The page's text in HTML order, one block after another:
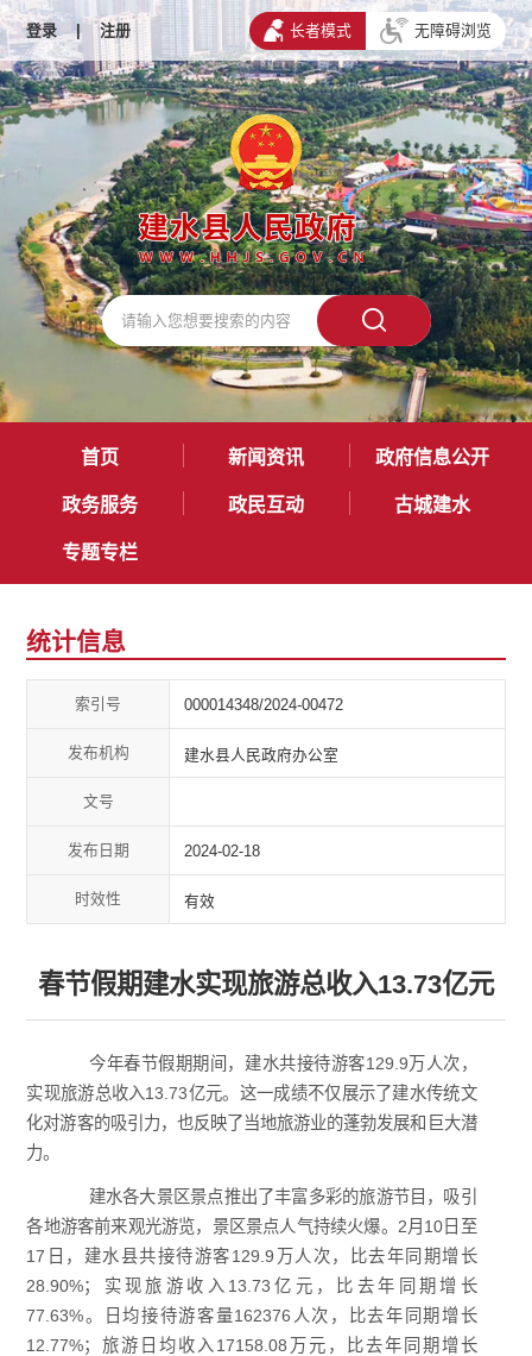
登录 | 注册 长者模式 无障碍浏览
首页 新闻资讯 政府信息公开
政务服务 政民互动 古城建水
专题专栏
统计信息
索引号 000014348/2024-00472
发布机构 建水县人民政府办公室
文号
发布日期 2024-02-18
时效性 有效
春节假期建水实现旅游总收入13.73亿元
今年春节假期期间，建水共接待游客129.9万人次，
实现旅游总收入13.73亿元。这一成绩不仅展示了建水传统文
化对游客的吸引力，也反映了当地旅游业的蓬勃发展和巨大潜
力。
建水各大景区景点推出了丰富多彩的旅游节目，吸引
各地游客前来观光游览，景区景点人气持续火爆。2月10日至
17日，建水县共接待游客129.9万人次，比去年同期增长
28.90%；实现旅游收入13.73亿元，比去年同期增长
77.63%。日均接待游客量162376人次，比去年同期增长
12.77%；旅游日均收入17158.08万元，比去年同期增长